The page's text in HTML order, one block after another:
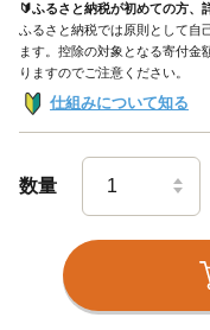
🔰ふるさと納税が初めての方、
ふるさと納税では原則として自
ます。控除の対象となる寄付金
りますのでご注意ください。
仕組みについて知る
数量